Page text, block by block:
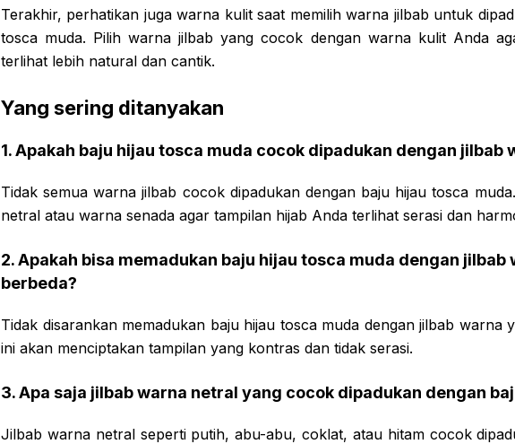
Terakhir, perhatikan juga warna kulit saat memilih warna jilbab untuk
tosca muda. Pilih warna jilbab yang cocok dengan warna kulit Anda
terlihat lebih natural dan cantik.
Yang sering ditanyakan
1. Apakah baju hijau tosca muda cocok dipadukan dengan jilbab
Tidak semua warna jilbab cocok dipadukan dengan baju hijau tosca
netral atau warna senada agar tampilan hijab Anda terlihat serasi dan
2. Apakah bisa memadukan baju hijau tosca muda dengan jilbab
berbeda?
Tidak disarankan memadukan baju hijau tosca muda dengan jilbab warna
ini akan menciptakan tampilan yang kontras dan tidak serasi.
3. Apa saja jilbab warna netral yang cocok dipadukan dengan
Jilbab warna netral seperti putih, abu-abu, coklat, atau hitam cocok